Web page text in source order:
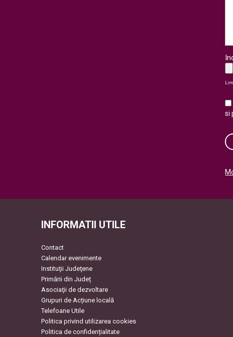
si
INFORMATII UTILE
Contact
Calendar evenimente
Instituţii Judeţene
Primării din Județ
Asociaţii de dezvoltare
Grupuri de Acțiune locală
Telefoane Utile
Politica privind utilizarea cookies
Politica de confidențialitate